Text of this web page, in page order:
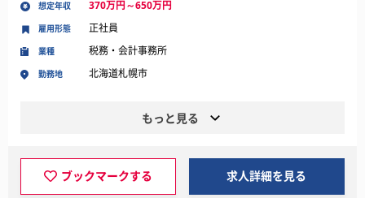
想定年収 370万円～650万円
業種 税務・会計事務所
勤務地 北海道札幌市
雇用形態 正社員
もっと見る
ブックマークする 求人詳細を見る